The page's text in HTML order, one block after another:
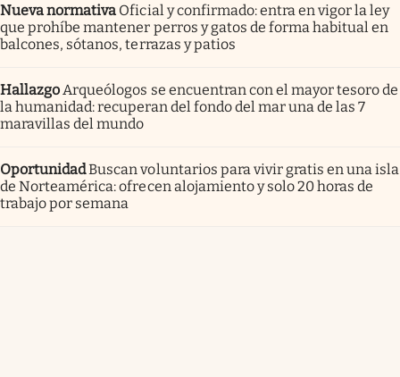
Nueva normativa Oficial y confirmado: entra en vigor la ley
que prohíbe mantener perros y gatos de forma habitual en
balcones, sótanos, terrazas y patios
Hallazgo Arqueólogos se encuentran con el mayor tesoro de
la humanidad: recuperan del fondo del mar una de las 7
maravillas del mundo
OportunidadBuscan voluntarios para vivir gratis en una isla
de Norteamérica: ofrecen alojamiento y solo 20 horas de
trabajo por semana